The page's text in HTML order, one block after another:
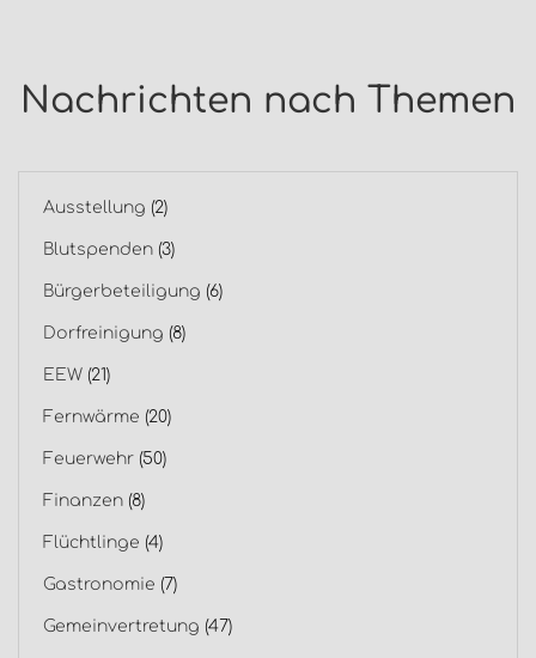
Nachrichten nach Themen
Ausstellung (2)
Blutspenden (3)
Bürgerbeteiligung (6)
Dorfreinigung (8)
EEW (21)
Fernwärme (20)
Feuerwehr (50)
Finanzen (8)
Flüchtlinge (4)
Gastronomie (7)
Gemeinvertretung (47)